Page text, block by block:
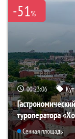
-51%
00:23:04
туроператора
Сенная площадь